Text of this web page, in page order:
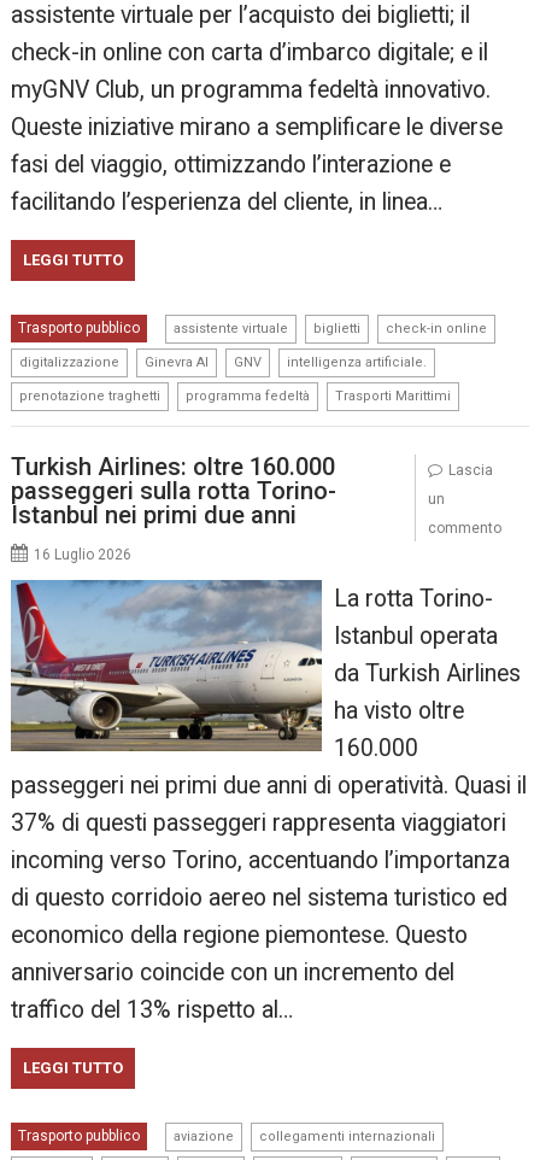
assistente virtuale per l’acquisto dei biglietti; il
check-in online con carta d’imbarco digitale; e il
myGNV Club, un programma fedeltà innovativo.
Queste iniziative mirano a semplificare le diverse
fasi del viaggio, ottimizzando l’interazione e
facilitando l’esperienza del cliente, in linea…
LEGGI TUTTO
Trasporto pubblico assistente virtuale biglietti check-in online
digitalizzazione Ginevra AI GNV intelligenza artificiale.
prenotazione traghetti programma fedeltà Trasporti Marittimi
Turkish Airlines: oltre 160.000
passeggeri sulla rotta Torino-
Istanbul nei primi due anni
16 Luglio 2026
La rotta Torino-
Istanbul operata
da Turkish Airlines
ha visto oltre
160.000
passeggeri nei primi due anni di operatività. Quasi il
37% di questi passeggeri rappresenta viaggiatori
incoming verso Torino, accentuando l’importanza
di questo corridoio aereo nel sistema turistico ed
economico della regione piemontese. Questo
anniversario coincide con un incremento del
traffico del 13% rispetto al…
LEGGI TUTTO
Trasporto pubblico aviazione collegamenti internazionali
Lascia
un
commento